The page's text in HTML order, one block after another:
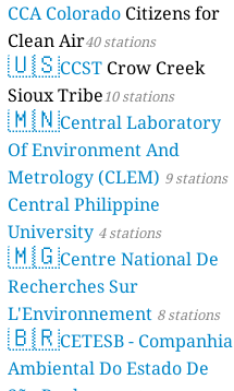
CCA Colorado Citizens for
Clean Air40 stations
🇺🇸CCST Crow Creek
Sioux Tribe10 stations
🇲🇳Central Laboratory
Of Environment And
Metrology (CLEM) 9 stations
Central Philippine
University 4 stations
🇲🇬Centre National De
Recherches Sur
L'Environnement 8 stations
🇧🇷CETESB - Companhia
Ambiental Do Estado De